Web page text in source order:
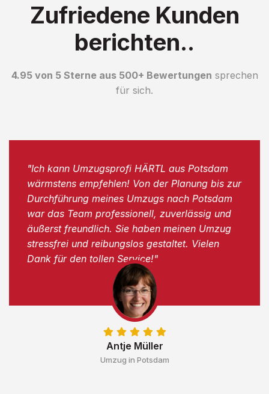
Zufriedene Kunden
berichten..
4.95 von 5 Sterne aus 500+ Bewertungen sprechen
für sich.
Antje Müller
Umzug in Potsdam
"Ich kann Umzugsprofi HÄRTL aus Potsdam
wärmstens empfehlen! Von der Planung bis zur
Durchführung meines Umzugs nach Potsdam
war das Team professionell, zuverlässig und
äußerst freundlich. Sie haben meinen Umzug
stressfrei und reibungslos gestaltet. Vielen
Dank für den tollen Service!"